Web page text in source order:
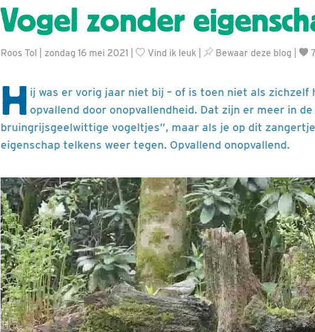
Vogel zonder
Roos Tol | zondag 16 mei 2021 | Vind ik leuk Bewaar deze blog
H ij was er vorig jaar niet bij – of is toen niet als zichzelf
opvallend door onopvallendheid. Dat zijn er meer in
bruingrijsgeelwittige vogeltjes”, maar als je op dit
eigenschap telkens weer tegen. Opvallend onopvallend.